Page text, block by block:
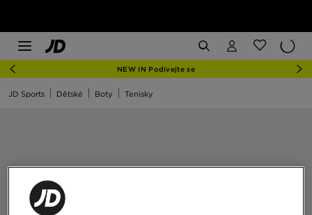
NEW IN Podívejte se
JD Sports Dětské Boty Tenisky